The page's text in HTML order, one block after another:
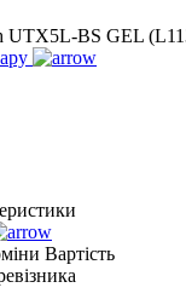
UTX5L-BS GEL
Вартість